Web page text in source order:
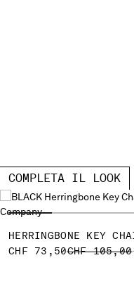
COMPLETA IL LOOK
HERRINGBONE KEY
CHF 73,50PRICE
CHF 105,00